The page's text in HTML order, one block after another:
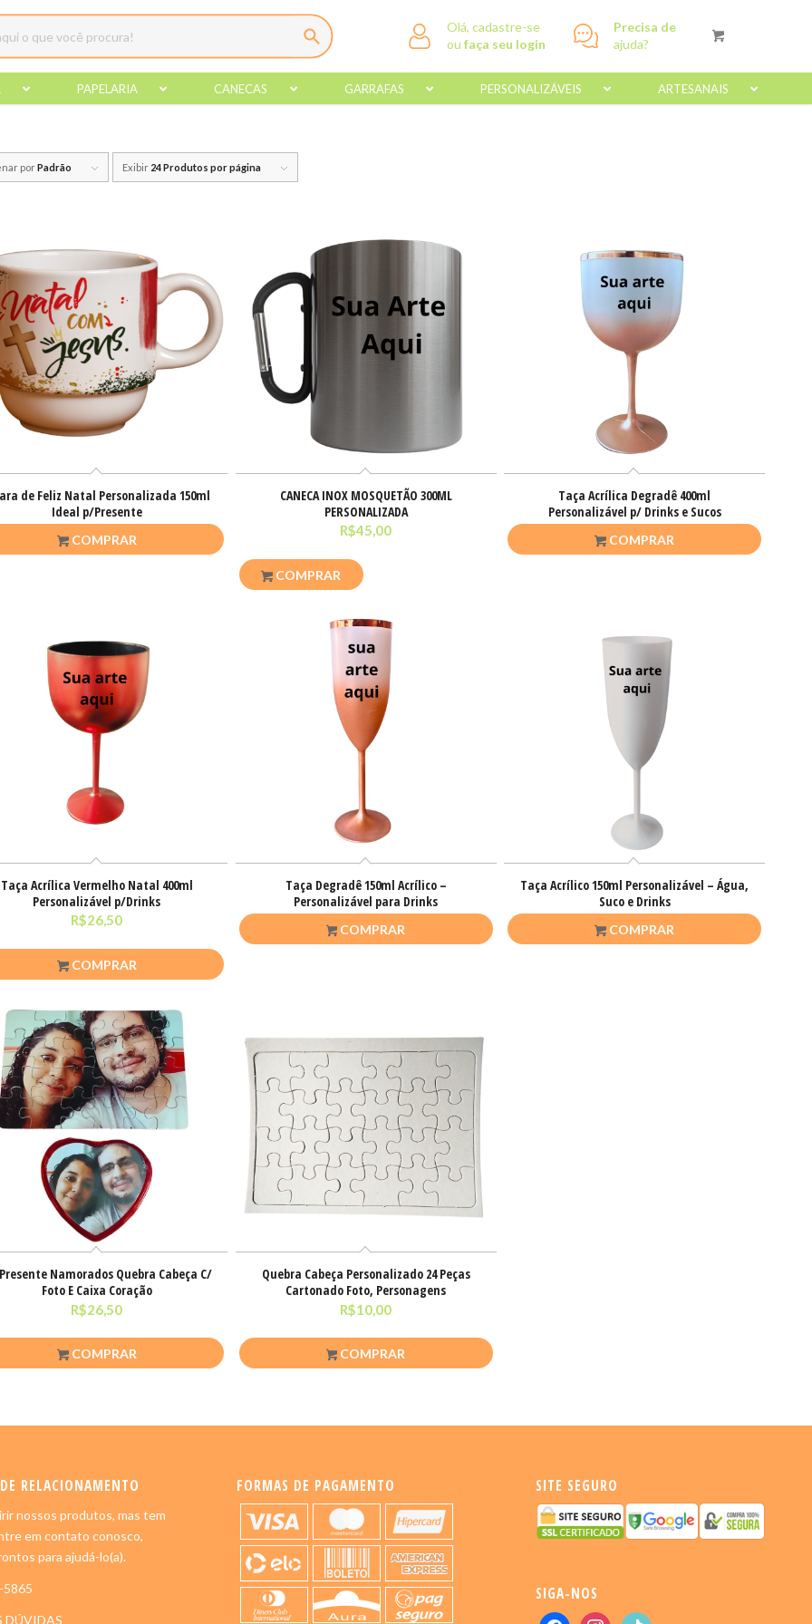
Olá, cadastre-se
oufaça seu login
Precisa de
ajuda?
PAPELARIA CANECAS GARRAFAS PERSONALIZÁVEIS ARTESANAIS
porPadrão Exibir 24 Produtos por página
de Feliz Natal Personalizada 150ml
Ideal p/Presente
COMPRAR
CANECA INOX MOSQUETÃO 300ML
PERSONALIZADA
R$45,00
COMPRAR
Taça Acrílica Degradê 400ml
Personalizável p/ Drinks e Sucos
COMPRAR
Taça Acrílica Vermelho Natal 400ml
Personalizável p/Drinks
R$26,50
COMPRAR
Taça Degradê 150ml Acrílico –
Personalizável para Drinks
COMPRAR
Taça Acrílico 150ml Personalizável – Água,
Suco e Drinks
COMPRAR
Namorados Quebra Cabeça C/
Foto E Caixa Coração
R$26,50
COMPRAR
Quebra Cabeça Personalizado 24 Peças
Cartonado Foto, Personagens
R$10,00
COMPRAR
RELACIONAMENTO
nossos produtos, mas tem
em contato conosco,
para ajudá-lo(a).
5865
DÚVIDAS
FORMAS DE PAGAMENTO SITE SEGURO
SIGA-NOS